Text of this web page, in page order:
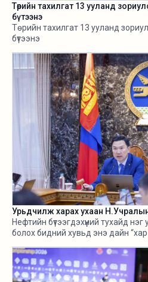
Төрийн тахилгат 13 ууланд
бүтээнэ
Төрийн тахилгат 13 ууланд
бүтээнэ
Урьдчилж харах ухаан
Нефтийн бүтээгдэхүүний тухайд
болох бидний хувьд энэ дайн “хар
бүхнийг бодитой тооцож, болзошгүй
урьдчилж харж, хариу арга
Засгийн газарт ч алга.